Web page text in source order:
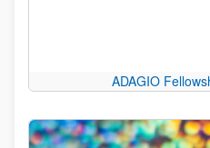
ADAGIO